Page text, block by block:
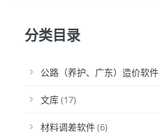
分类目录
公路（养护、广东）造价软件
文库(17)
材料调差软件(6)